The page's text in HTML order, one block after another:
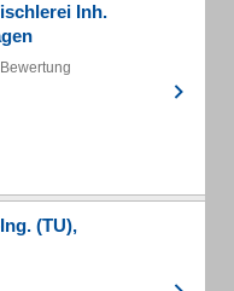
Inh.
(TU),